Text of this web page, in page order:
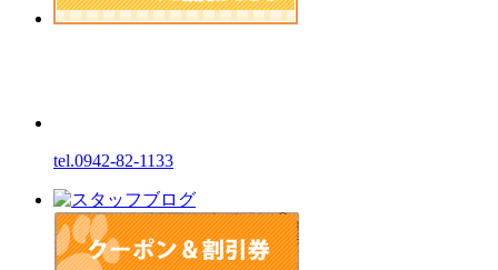
tel.0942-82-1133